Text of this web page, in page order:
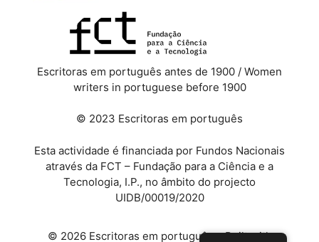
Escritoras em português antes de 1900 / Women
writers in portuguese before 1900
© 2023 Escritoras em português
Esta actividade é financiada por Fundos Nacionais
através da FCT – Fundação para a Ciência e a
Tecnologia, I.P., no âmbito do projecto
UIDB/00019/2020
© 2026 Escritoras em português• Built with